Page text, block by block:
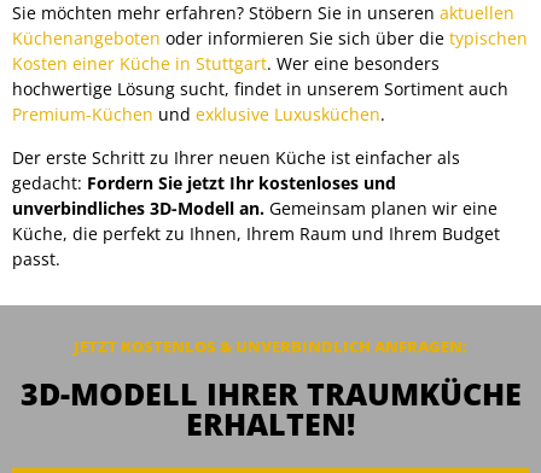
Sie möchten mehr erfahren? Stöbern Sie in unseren aktuellen
Küchenangeboten oder informieren Sie sich über die typischen
Kosten einer Küche in Stuttgart. Wer eine besonders
hochwertige Lösung sucht, findet in unserem Sortiment auch
Premium-Küchen und exklusive Luxusküchen.
Der erste Schritt zu Ihrer neuen Küche ist einfacher als
gedacht: Fordern Sie jetzt Ihr kostenloses und
unverbindliches 3D-Modell an. Gemeinsam planen wir eine
Küche, die perfekt zu Ihnen, Ihrem Raum und Ihrem Budget
passt.
JETZT KOSTENLOS & UNVERBINDLICH ANFRAGEN:
3D-MODELL IHRER TRAUMKÜCHE
ERHALTEN!